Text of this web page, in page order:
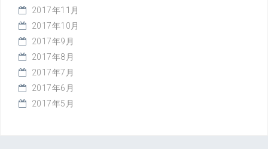
2017年11月
2017年10月
2017年9月
2017年8月
2017年7月
2017年6月
2017年5月